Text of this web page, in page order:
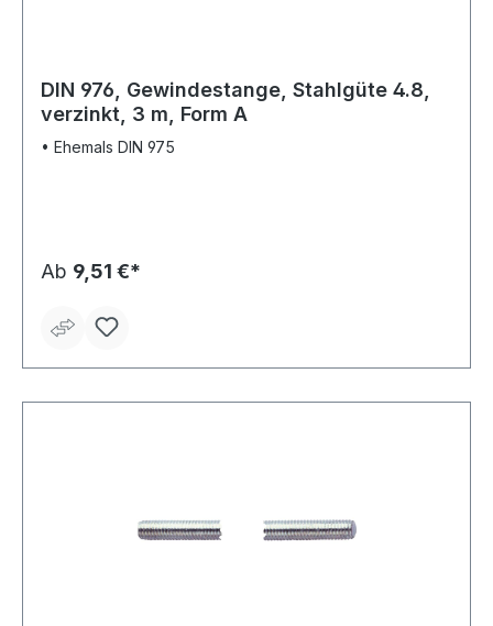
DIN 976, Gewindestange, Stahlgüte 4.8,
verzinkt, 3 m, Form A
• Ehemals DIN 975
Ab 9,51 €*